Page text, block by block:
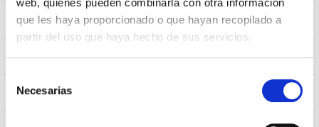
web, quienes pueden combinarla con otra información
que les haya proporcionado o que hayan recopilado a
partir del uso que haya hecho de sus servicios.
Necesarias
Posição de montagem Tecto de encastrar
Iluminação